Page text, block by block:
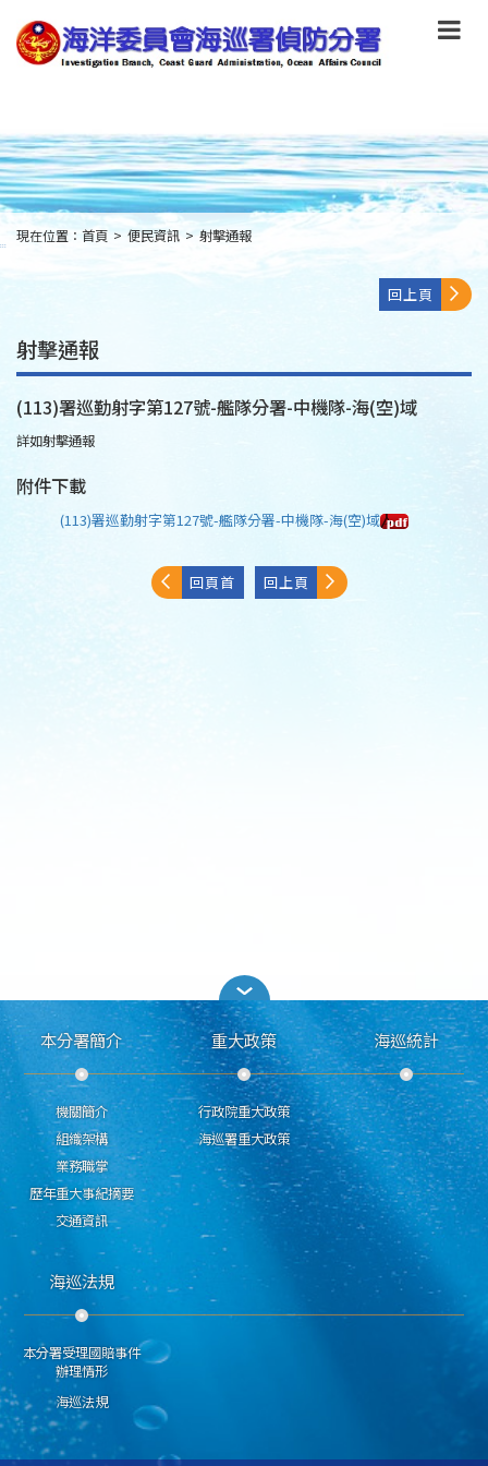
到
主
要
to
main
content
:::
現在位置： 首頁 > 便民資訊 > 射擊通報
回上頁
射擊通報
(113)署巡勤射字第127號-艦隊分署-中機隊-海(空)域
詳如射擊通報
附件下載
(113)署巡勤射字第127號-艦隊分署-中機隊-海(空)域
回頁首 回上頁
本分署簡介
機關簡介
組織架構
業務職掌
歷年重大事紀摘要
交通資訊
重大政策
行政院重大政策
海巡署重大政策
海巡統計
海巡法規
本分署受理國賠事件
辦理情形
海巡法規